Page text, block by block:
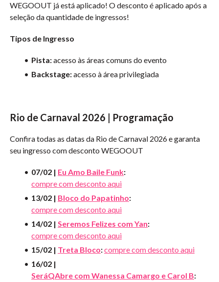
WEGOOUT já está aplicado! O desconto é aplicado após a
seleção da quantidade de ingressos!
Tipos de Ingresso
Pista:acesso às áreas comuns do evento
Backstage:acesso à área privilegiada
Rio de Carnaval 2026 | Programação
Confira todas as datas da Rio de Carnaval 2026 e garanta
seu ingresso com desconto WEGOOUT
07/02 | Eu Amo Baile Funk:
compre com desconto aqui
13/02 | Bloco do Papatinho:
compre com desconto aqui
14/02 | Seremos Felizes com Yan:
compre com desconto aqui
15/02 | Treta Bloco:compre com desconto aqui
16/02 |
SeráQAbre com Wanessa Camargo e Carol B: